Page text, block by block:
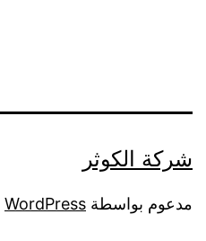
شركة الكوثر
مدعوم بواسطة WordPress